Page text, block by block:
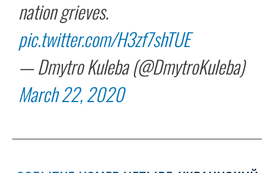
nation grieves.
pic.twitter.com/H3zf7shTUE
— Dmytro Kuleba (@DmytroKuleba)
March 22, 2020